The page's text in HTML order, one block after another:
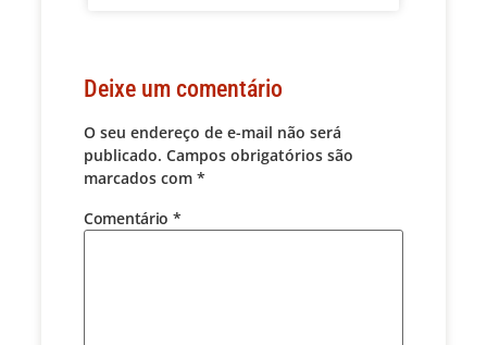
Deixe um comentário
O seu endereço de e-mail não será
publicado. Campos obrigatórios são
marcados com *
Comentário *